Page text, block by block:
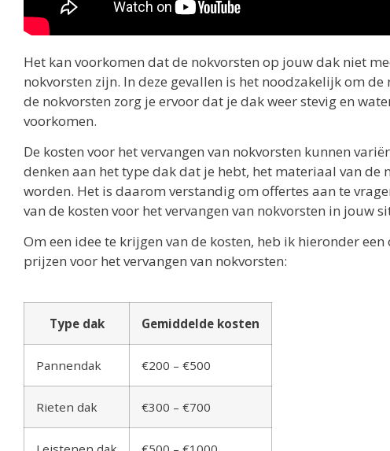
Het kan voorkomen dat de nokvorsten op jouw dak niet
nokvorsten zijn. In deze gevallen is het noodzakelijk om
de nokvorsten zorg je ervoor dat je dak weer stevig en
voorkomen.
De kosten voor het vervangen van nokvorsten kunnen
denken aan het type dak dat je hebt, het materiaal van
worden. Het is daarom verstandig om offertes aan te
van de kosten voor het vervangen van nokvorsten in jouw
Om een idee te krijgen van de kosten, heb ik hieronder
prijzen voor het vervangen van nokvorsten:
Type dak Gemiddelde kosten
Pannendak €200 – €500
Rieten dak €300 – €700